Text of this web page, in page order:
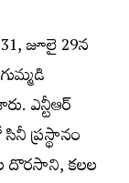
జూలై 29న
ఎన్టీఆర్
ప్రస్థానం
దొరసాని, కలల